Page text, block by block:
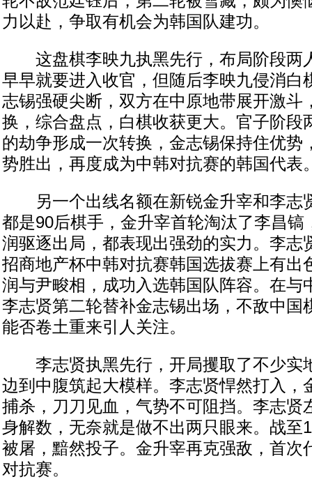
力以赴，争取有机会为韩国队建功。
这盘棋李映九执黑先行，布局阶段两
早早就要进入收官，但随后李映九侵消白
志锡强硬尖断，双方在中原地带展开激斗
换，综合盘点，白棋收获更大。官子阶段
的劫争形成一次转换，金志锡保持住优势
势胜出，再度成为中韩对抗赛的韩国代表
另一个出线名额在新锐金升宰和李志
都是90后棋手，金升宰首轮淘汰了李昌镐
润驱逐出局，都表现出强劲的实力。李志
招商地产杯中韩对抗赛韩国选拔赛上有出
润与尹畯相，成功入选韩国队阵容。在与
李志贤第二轮替补金志锡出场，不敌中国
能否卷土重来引人关注。
李志贤执黑先行，开局攫取了不少实
边到中腹筑起大模样。李志贤悍然打入，
捕杀，刀刀见血，气势不可阻挡。李志贤
身解数，无奈就是做不出两只眼来。战至
被屠，黯然投子。金升宰再克强敌，首次
对抗赛。